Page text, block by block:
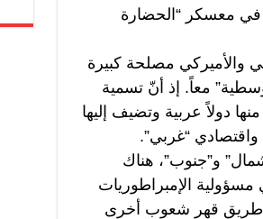
في معسكر “الحضارة
والأميركي مصلحة كبيرة
معاً. إذ أنّ تسمية
دولاً عربية وتضيف إليها
“غربي”.
و”جنوب”، هناك
الإمبراطوريات
طريق قهر شعوب أخرى